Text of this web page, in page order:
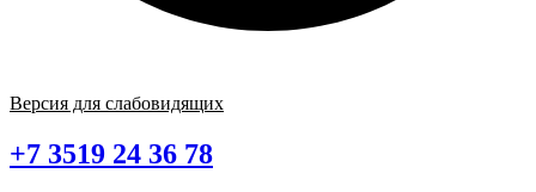
Версия для слабовидящих
+7 3519 24 36 78